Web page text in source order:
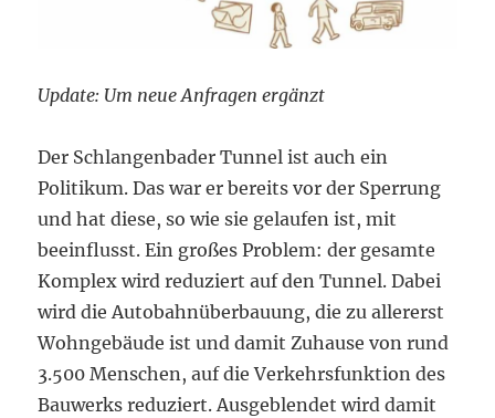
Update: Um neue Anfragen ergänzt
Der Schlangenbader Tunnel ist auch ein
Politikum. Das war er bereits vor der Sperrung
und hat diese, so wie sie gelaufen ist, mit
beeinflusst. Ein großes Problem: der gesamte
Komplex wird reduziert auf den Tunnel. Dabei
wird die Autobahnüberbauung, die zu allererst
Wohngebäude ist und damit Zuhause von rund
3.500 Menschen, auf die Verkehrsfunktion des
Bauwerks reduziert. Ausgeblendet wird damit